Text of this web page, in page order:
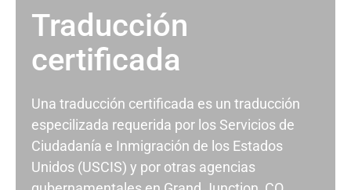
Traducción
certificada
Una traducción certificada es un traducción
especilizada requerida por los Servicios de
Ciudadanía e Inmigración de los Estados
Unidos (USCIS) y por otras agencias